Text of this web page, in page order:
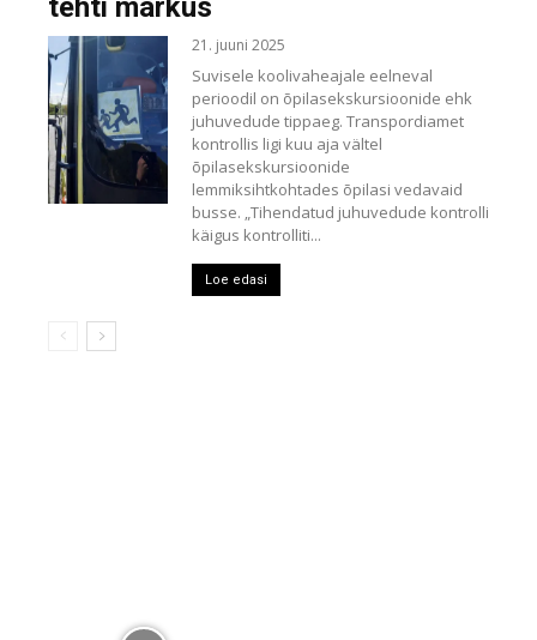
21. juuni 2025
Suvisele koolivaheajale eelneval
perioodil on õpilasekskursioonide ehk
juhuvedude tippaeg. Transpordiamet
kontrollis ligi kuu aja vältel
õpilasekskursioonide
lemmiksihtkohtades õpilasi vedavaid
busse. „Tihendatud juhuvedude kontrolli
käigus kontrolliti...
Loe edasi